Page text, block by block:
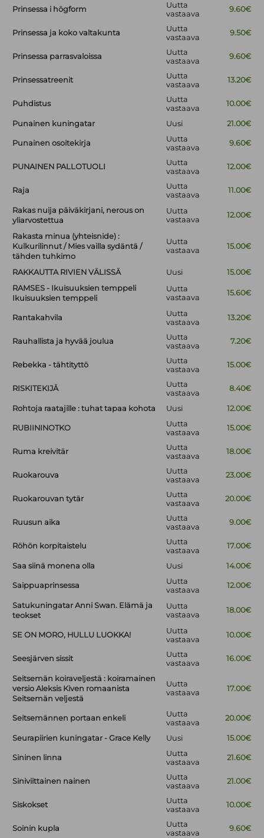
Prinsessa i högform
Uutta
vastaava
9.60€
Prinsessa ja koko valtakunta
Uutta
vastaava
9.50€
Prinsessa parrasvaloissa
Uutta
vastaava
9.60€
Prinsessatreenit
Uutta
vastaava
13.20€
Puhdistus
Uutta
vastaava
10.00€
Punainen kuningatar Uusi 21.00€
Punainen osoitekirja
Uutta
vastaava
9.60€
PUNAINEN PALLOTUOLI
Uutta
vastaava
12.00€
Raja
Uutta
vastaava
11.00€
Rakas nuija päiväkirjani, nerous on
yliarvostettua
Uutta
vastaava
12.00€
Rakasta minua (yhteisnide) :
Kulkurilinnut / Mies vailla sydäntä /
tähden tuhkimo
Uutta
vastaava
15.00€
RAKKAUTTA RIVIEN VÄLISSÄ Uusi
15.00€
RAMSES - Ikuisuuksien temppeli
Ikuisuuksien temppeli
Uutta
vastaava
15.60€
Rantakahvila
Uutta
vastaava
13.20€
Rauhallista ja hyvää joulua
Uutta
vastaava
7.20€
Rebekka - tähtityttö
Uutta
vastaava
15.00€
RISKITEKIJÄ
Uutta
vastaava
8.40€
Rohtoja raatajille : tuhat tapaa kohota Uusi 12.00€
RUBIININOTKO
Uutta
vastaava
15.00€
Ruma kreivitär
Uutta
vastaava
18.00€
Ruokarouva
Uutta
vastaava
23.00€
Ruokarouvan tytär
Uutta
vastaava
20.00€
Ruusun aika
Uutta
vastaava
9.00€
Röhön korpitaistelu
Uutta
vastaava
17.00€
Saa siinä monena olla Uusi 14.00€
Saippuaprinsessa
Uutta
vastaava
12.00€
Satukuningatar Anni Swan. Elämä ja
teokset
Uutta
vastaava
18.00€
SE ON MORO, HULLU LUOKKA!
Uutta
vastaava
10.00€
Seesjärven sissit
Uutta
vastaava
16.00€
Seitsemän koiraveljestä : koiramainen
versio Aleksis Kiven romaanista
Seitsemän veljestä
Uutta
vastaava
17.00€
Seitsemännen portaan enkeli
Uutta
vastaava
20.00€
Seurapiirien kuningatar - Grace Kelly Uusi 15.00€
Sininen linna
Uutta
vastaava
21.60€
Siniviittainen nainen
Uutta
vastaava
21.00€
Siskokset
Uutta
vastaava
10.00€
Soinin kupla
Uutta
vastaava
9.60€